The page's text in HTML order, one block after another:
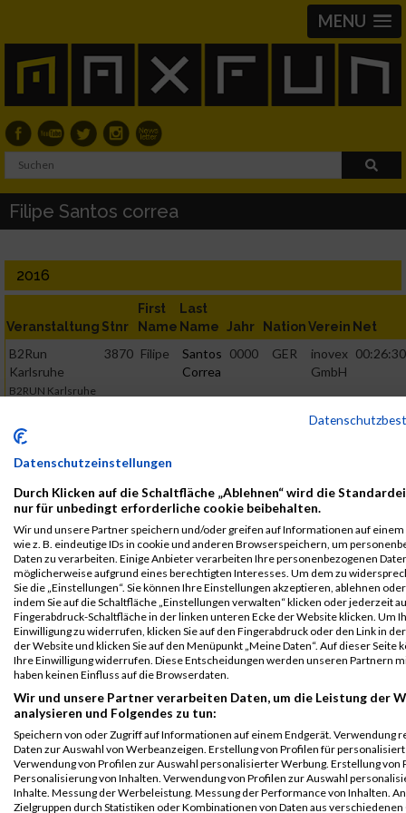
MENU
Filipe Santos correa
2016
Veranstaltung Stnr
First
Name
Last
Name Jahr NationVerein Net
B2Run
Karlsruhe
B2RUN Karlsruhe
3870 Filipe
Santos
Correa
0000 GER
inovex
GmbH
Karlsruhe
Einzelwertung
inovex
B2Run
Teamwertung
männlich
3870 Filipe
Santos 0000 GER
inovex
B2Run
Karlsruhe
Teamwertung
mixed
3870 Filipe
Santos
Correa
0000 GER
inovex
GmbH
Legende:
GPos = Geschlechter Position, KPos = Kategorie Position, TPos =
Team Position, DNS = Did not start, DNF = Did not finish, DQ =
Disqualifiziert
Datenschutzeinstellungen
Durch Klicken auf die Schaltfläche „Ablehnen“ wird die
nur für unbedingt erforderliche cookie beibehalten.
Wir und unsere Partner speichern und/oder greifen auf Informationen auf einem
wie z. B. eindeutige IDs in cookie und anderen Browserspeichern, um
Daten zu verarbeiten. Einige Anbieter verarbeiten Ihre personenbezogenen
möglicherweise aufgrund eines berechtigten Interesses. Um dem zu
Sie die „Einstellungen“. Sie können Ihre Einstellungen akzeptieren, ablehnen
indem Sie auf die Schaltfläche „Einstellungen verwalten“ klicken oder jederzeit
Fingerabdruck-Schaltfläche in der linken unteren Ecke der Website klicken. Um
Einwilligung zu widerrufen, klicken Sie auf den Fingerabdruck oder den Link in
der Website und klicken Sie auf den Menüpunkt „Meine Daten“. Auf dieser Seite
Ihre Einwilligung widerrufen. Diese Entscheidungen werden unseren Partnern
haben keinen Einfluss auf die Browserdaten.
Wir und unsere Partner verarbeiten Daten, um die Leistung der
analysieren und Folgendes zu tun:
Speichern von oder Zugriff auf Informationen auf einem Endgerät. Verwendung
Daten zur Auswahl von Werbeanzeigen. Erstellung von Profilen für
Verwendung von Profilen zur Auswahl personalisierter Werbung. Erstellung von
Personalisierung von Inhalten. Verwendung von Profilen zur Auswahl
Inhalte. Messung der Werbeleistung. Messung der Performance von Inhalten.
Zielgruppen durch Statistiken oder Kombinationen von Daten aus